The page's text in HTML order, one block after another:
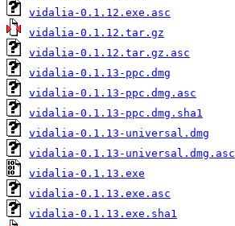
vidalia-0.1.12.exe.asc
vidalia-0.1.12.tar.gz
vidalia-0.1.12.tar.gz.asc
vidalia-0.1.13-ppc.dmg
vidalia-0.1.13-ppc.dmg.asc
vidalia-0.1.13-ppc.dmg.sha1
vidalia-0.1.13-universal.dmg
vidalia-0.1.13-universal.dmg.asc
vidalia-0.1.13.exe
vidalia-0.1.13.exe.asc
vidalia-0.1.13.exe.sha1